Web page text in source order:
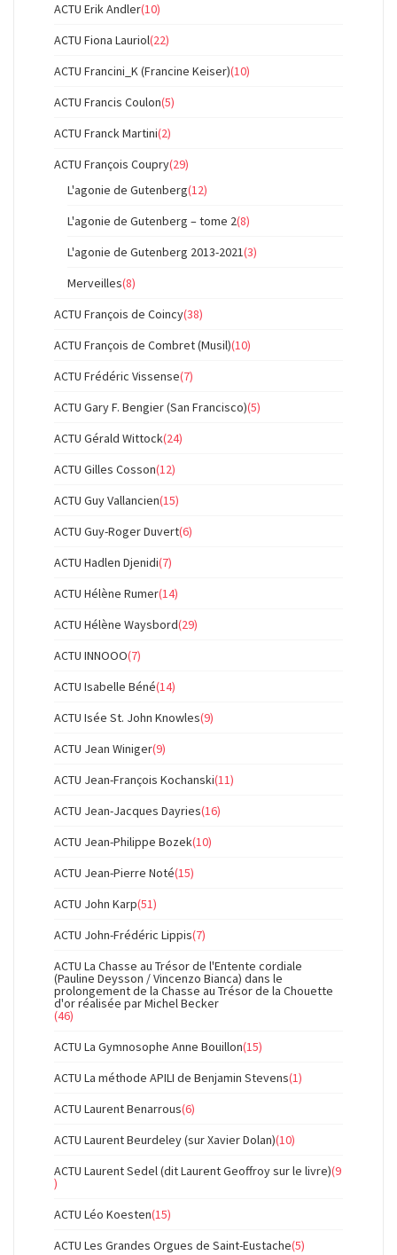
ACTU Erik Andler(10)
ACTU Fiona Lauriol(22)
ACTU Francini_K (Francine Keiser)(10)
ACTU Francis Coulon(5)
ACTU Franck Martini(2)
ACTU François Coupry(29)
L'agonie de Gutenberg(12)
L'agonie de Gutenberg – tome 2(8)
L'agonie de Gutenberg 2013-2021(3)
Merveilles(8)
ACTU François de Coincy(38)
ACTU François de Combret (Musil)(10)
ACTU Frédéric Vissense(7)
ACTU Gary F. Bengier (San Francisco)(5)
ACTU Gérald Wittock(24)
ACTU Gilles Cosson(12)
ACTU Guy Vallancien(15)
ACTU Guy-Roger Duvert(6)
ACTU Hadlen Djenidi(7)
ACTU Hélène Rumer(14)
ACTU Hélène Waysbord(29)
ACTU INNOOO(7)
ACTU Isabelle Béné(14)
ACTU Isée St. John Knowles(9)
ACTU Jean Winiger(9)
ACTU Jean-François Kochanski(11)
ACTU Jean-Jacques Dayries(16)
ACTU Jean-Philippe Bozek(10)
ACTU Jean-Pierre Noté(15)
ACTU John Karp(51)
ACTU John-Frédéric Lippis(7)
ACTU La Chasse au Trésor de l'Entente cordiale
(Pauline Deysson / Vincenzo Bianca) dans le
prolongement de la Chasse au Trésor de la Chouette
d'or réalisée par Michel Becker
(46)
ACTU La Gymnosophe Anne Bouillon(15)
ACTU La méthode APILI de Benjamin Stevens(1)
ACTU Laurent Benarrous(6)
ACTU Laurent Beurdeley (sur Xavier Dolan)(10)
ACTU Laurent Sedel (dit Laurent Geoffroy sur le livre)(9
)
ACTU Léo Koesten(15)
ACTU Les Grandes Orgues de Saint-Eustache(5)